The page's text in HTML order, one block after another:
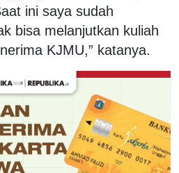
ini saya sudah
bisa melanjutkan kuliah
KJMU,” katanya.